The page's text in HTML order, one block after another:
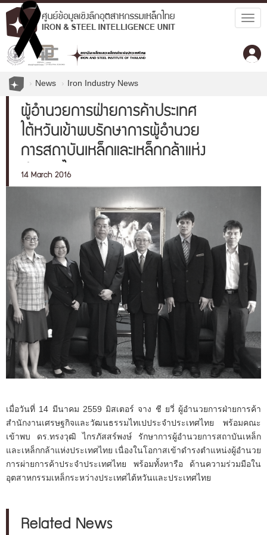
News Iron Industry News
ผู้อำนวยการฝ่ายการค้าประเทศ
ไต้หวันเข้าพบรักษาการผู้อำนวย
การสถาบันเหล็กและเหล็กกล้าแห่ง
ประเทศไทย
14 March 2016
เมื่อวันที่ 14 มีนาคม 2559 มิสเตอร์ จาง ชี ยวี่ ผู้อำนวยการฝ่ายการค้า
สำนักงานเศรษฐกิจและวัฒนธรรมไทเปประจำประเทศไทย พร้อมคณะ
เข้าพบ ดร.ทรงวุฒิ ไกรภัสสร์พงษ์ รักษาการผู้อำนวยการสถาบันเหล็ก
และเหล็กกล้าแห่งประเทศไทย เนื่องในโอกาสเข้าดำรงตำแหน่งผู้อำนวย
การผ่ายการค้าประจำประเทศไทย พร้อมทั้งหารือ ด้านความร่วมมือใน
อุตสาหกรรมเหล็กระหว่างประเทศไต้หวันและประเทศไทย
Related News